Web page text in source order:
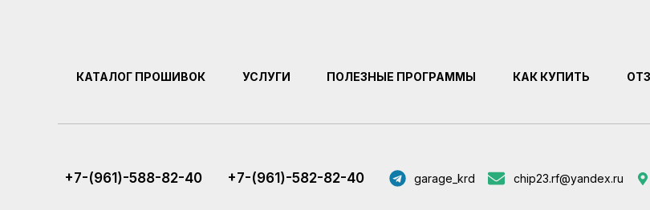
КАТАЛОГ ПРОШИВОК УСЛУГИ ПОЛЕЗНЫЕ ПРОГРАММЫ КАК КУПИТЬ
+7-(961)-588-82-40 +7-(961)-582-82-40 garage_krd chip23.rf@yandex.ru